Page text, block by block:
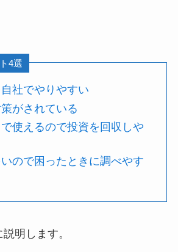
4選
社でやりやすい
がされている
使えるので投資を回収しや
ので困ったときに調べやす
明します。